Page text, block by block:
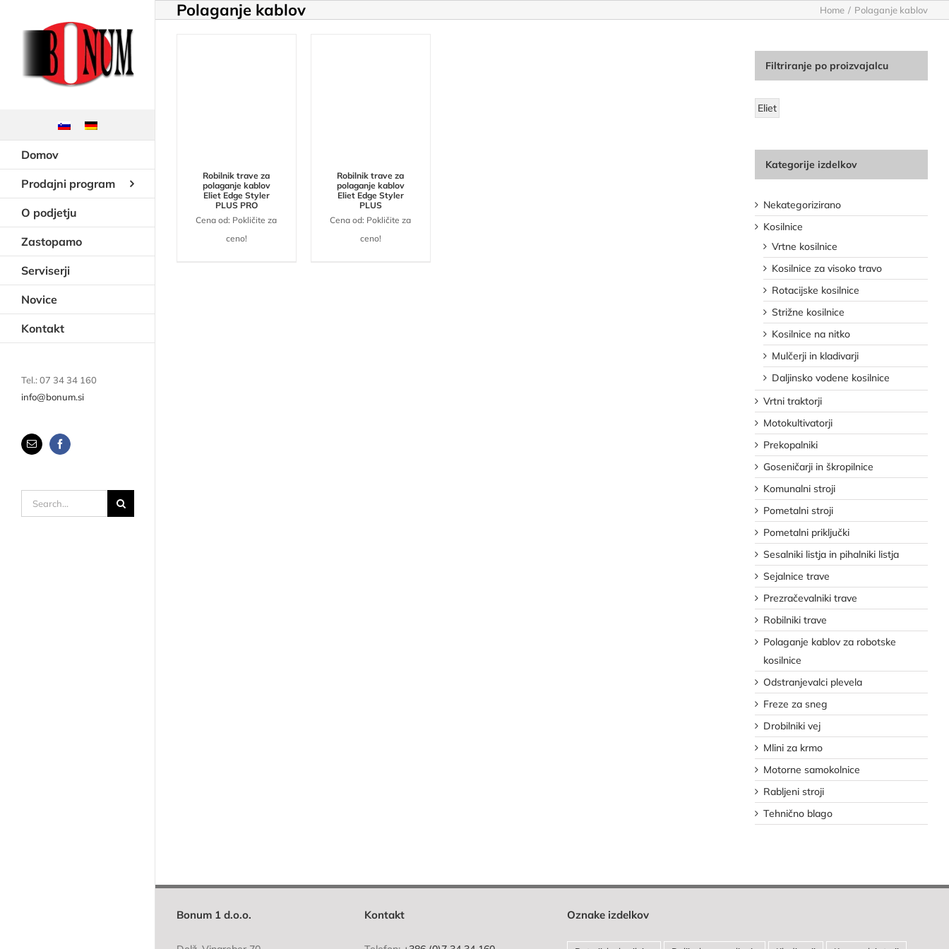
Domov
Prodajni program
O podjetju
Zastopamo
Serviserji
Novice
Kontakt
Tel.: 07 34 34 160
info@bonum.si
Email Facebook
Search
for:
Polaganje kablov Home Polaganje kablov
Robilnik trave za
polaganje kablov
Eliet Edge Styler
PLUS PRO
Cena od: Pokličite za
ceno!
Robilnik trave za
polaganje kablov
Eliet Edge Styler
PLUS
Cena od: Pokličite za
ceno!
Filtriranje po proizvajalcu
Eliet
Kategorije izdelkov
Nekategorizirano
Kosilnice
Vrtne kosilnice
Kosilnice za visoko travo
Rotacijske kosilnice
Strižne kosilnice
Kosilnice na nitko
Mulčerji in kladivarji
Daljinsko vodene kosilnice
Vrtni traktorji
Motokultivatorji
Prekopalniki
Goseničarji in škropilnice
Komunalni stroji
Pometalni stroji
Pometalni priključki
Sesalniki listja in pihalniki listja
Sejalnice trave
Prezračevalniki trave
Robilniki trave
Polaganje kablov za robotske
kosilnice
Odstranjevalci plevela
Freze za sneg
Drobilniki vej
Mlini za krmo
Motorne samokolnice
Rabljeni stroji
Tehnično blago
Bonum 1 d.o.o. Kontakt Oznake izdelkov